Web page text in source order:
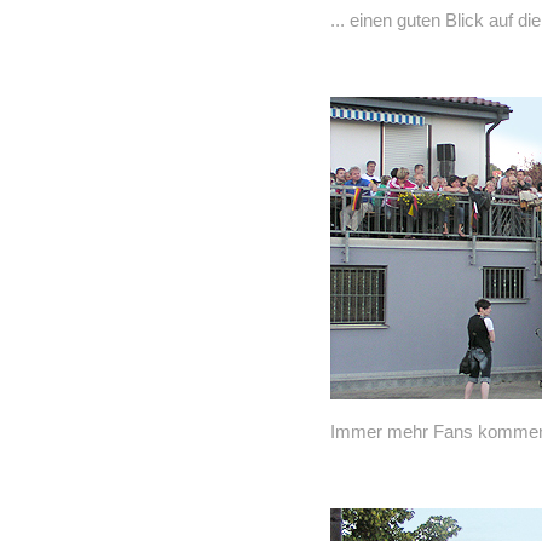
... einen guten Blick auf
Immer mehr Fans